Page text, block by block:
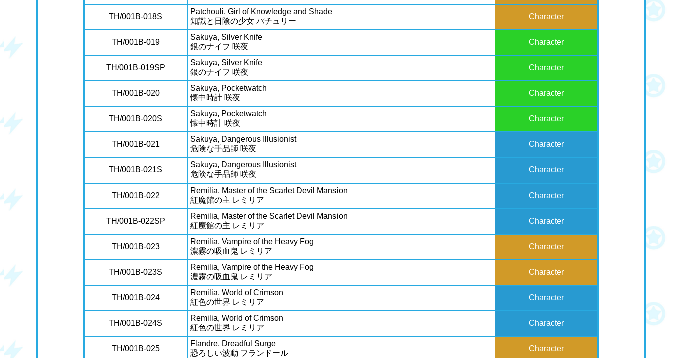
TH/001B-018S
Patchouli, Girl of Knowledge and Shade
知識と日陰の少女 パチュリー
Character
TH/001B-019
Sakuya, Silver Knife
銀のナイフ 咲夜
Character
TH/001B-019SP
Sakuya, Silver Knife
銀のナイフ 咲夜
Character
TH/001B-020
Sakuya, Pocketwatch
懐中時計 咲夜
Character
TH/001B-020S
Sakuya, Pocketwatch
懐中時計 咲夜
Character
TH/001B-021
Sakuya, Dangerous Illusionist
危険な手品師 咲夜
Character
TH/001B-021S
Sakuya, Dangerous Illusionist
危険な手品師 咲夜
Character
TH/001B-022
Remilia, Master of the Scarlet Devil Mansion
紅魔館の主 レミリア
Character
TH/001B-022SP
Remilia, Master of the Scarlet Devil Mansion
紅魔館の主 レミリア
Character
TH/001B-023
Remilia, Vampire of the Heavy Fog
濃霧の吸血鬼 レミリア
Character
TH/001B-023S
Remilia, Vampire of the Heavy Fog
濃霧の吸血鬼 レミリア
Character
TH/001B-024
Remilia, World of Crimson
紅色の世界 レミリア
Character
TH/001B-024S
Remilia, World of Crimson
紅色の世界 レミリア
Character
TH/001B-025
Flandre, Dreadful Surge
恐ろしい波動 フランドール
Character